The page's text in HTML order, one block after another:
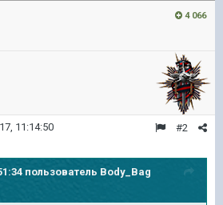
4 066
#2
11:14:50
пользователь Body_Bag